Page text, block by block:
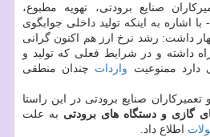
صنایع برودتی، تهویه مطبوع،
اشاره به اینكه تولید داخلی جوابگوی
داشت: رشد نرخ ارز هم اكنون گرانی
داشته و در شرایط فعلی كه تولید و
دارد ممنوعیت واردات چندان منطقی
تعمیركاران صنایع برودتی در این راستا
گازی و دستگاه های برودتی به علت
اطلاع داد.